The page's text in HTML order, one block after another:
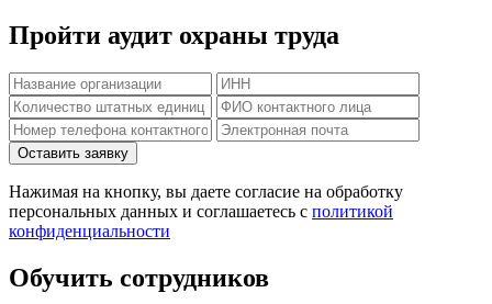
Пройти аудит охраны труда
Нажимая на кнопку, вы даете согласие на обработку
персональных данных и соглашаетесь c политикой
конфиденциальности
Обучить сотрудников